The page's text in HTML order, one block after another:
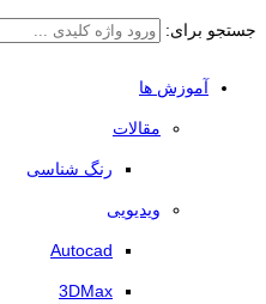
جستجو برای:
آموزش ها
مقالات
رنگ شناسی
ویدیویی
Autocad
3DMax